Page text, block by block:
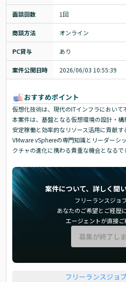
面談回数 1回
商談方法 オンライン
PC貸与 あり
案件公開日時 2026/06/03 10:55:39
おすすめポイント
仮想化技術は、現代のITインフラにおいて
本案件は、基盤となる仮想環境の設計・
安定稼働と効率的なリソース活用に貢献す
VMware vSphereの専門知識とリーダーシ
クチャの進化に携わる貴重な機会となるで
案件について、詳しく聞
フリーランスジョ
あなたのご希望とご経歴
エージェントが直接
募集が終了し
フリーランスジョ